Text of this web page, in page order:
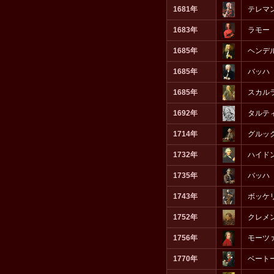
1681年 テレマ
1683年 ラモー
1685年 ヘンデ
1685年 バッハ
1685年 スカル
1692年 タルテ
1714年 グルッ
1732年 ハイド
1735年 バッハ
1743年 ボッケ
1752年 クレメ
1756年 モーツ
1770年 ベート